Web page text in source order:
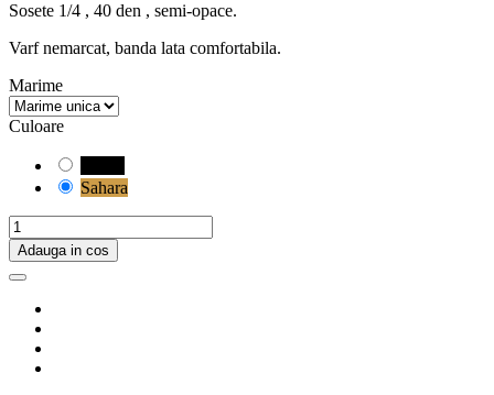
Sosete 1/4 , 40 den , semi-opace.
Varf nemarcat, banda lata comfortabila.
Marime
Culoare
Sahara
Adauga in cos